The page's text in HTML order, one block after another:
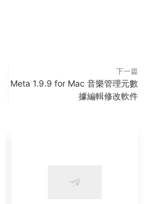
下一篇
Meta 1.9.9 for Mac 音樂管理元數
據編輯修改軟件